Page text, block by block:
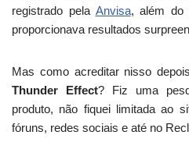
registrado pela Anvisa, além do
proporcionava resultados
Mas como acreditar nisso
Thunder Effect? Fiz uma
produto, não fiquei limitada ao
fóruns, redes sociais e até no